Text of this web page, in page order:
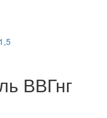
ВВГнг